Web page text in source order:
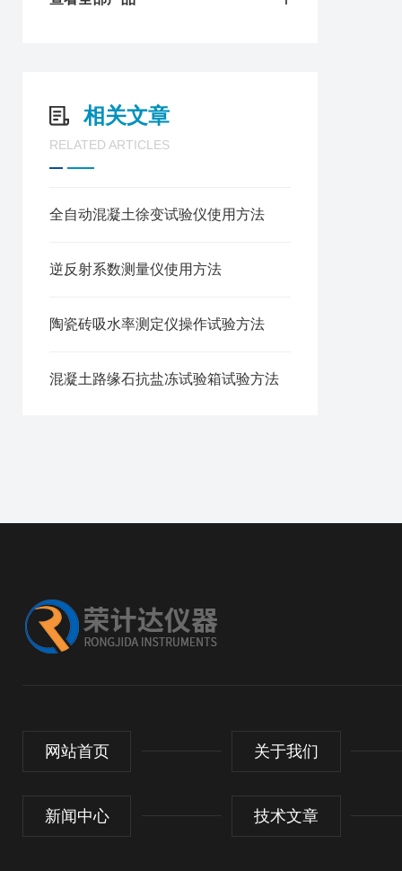
相关文章
RELATED ARTICLES
全自动混凝土徐变试验仪使用方法
逆反射系数测量仪使用方法
陶瓷砖吸水率测定仪操作试验方法
混凝土路缘石抗盐冻试验箱试验方法
网站首页 关于我们
新闻中心 技术文章